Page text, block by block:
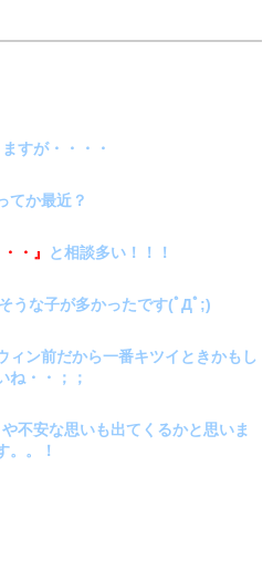
すが・・・・
てか最近？
・』 と相談多い！！！
うな子が多かったです(ﾟДﾟ;)
ィン前だから一番キツイときかもし
ね・・；；
不安な思いも出てくるかと思いま
。。！